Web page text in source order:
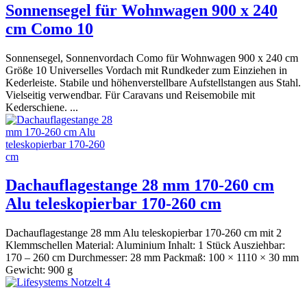
Sonnensegel für Wohnwagen 900 x 240
cm Como 10
Sonnensegel, Sonnenvordach Como für Wohnwagen 900 x 240 cm
Größe 10 Universelles Vordach mit Rundkeder zum Einziehen in
Kederleiste. Stabile und höhenverstellbare Aufstellstangen aus Stahl.
Vielseitig verwendbar. Für Caravans und Reisemobile mit
Kederschiene. ...
Dachauflagestange 28 mm 170-260 cm
Alu teleskopierbar 170-260 cm
Dachauflagestange 28 mm Alu teleskopierbar 170-260 cm mit 2
Klemmschellen Material: Aluminium Inhalt: 1 Stück Ausziehbar:
170 – 260 cm Durchmesser: 28 mm Packmaß: 100 × 1110 × 30 mm
Gewicht: 900 g